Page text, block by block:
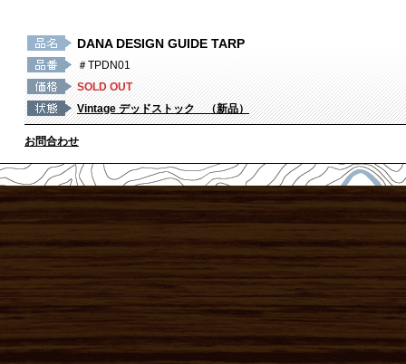
DANA DESIGN GUIDE TARP
＃TPDN01
SOLD OUT
Vintage デッドストック （新品）
お問合わせ